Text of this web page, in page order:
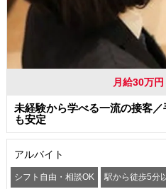
月給30万
未経験から学べる一流の接客
も安定
アルバイト
シフト自由・相談OK 駅から徒歩5分